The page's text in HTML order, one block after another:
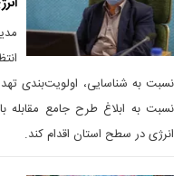
نسبت به شناسایی، اولویت‌بندی
نسبت به ابلاغ طرح جامع مقابله
انرژی در سطح استان اقدام کند.